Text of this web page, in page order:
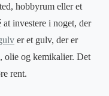
hobbyrum eller et
investere i noget, der
er et gulv, der er
olie og kemikalier. Det
rent.